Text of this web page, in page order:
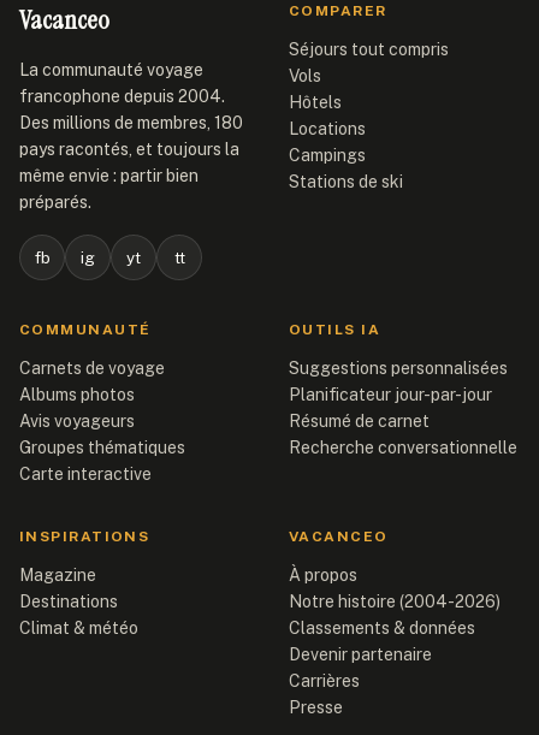
Vacanceo
La communauté voyage
francophone depuis 2004.
Des millions de membres, 180
pays racontés, et toujours la
même envie : partir bien
préparés.
fb ig yt tt
COMPARER
Séjours tout compris
Vols
Hôtels
Locations
Campings
Stations de ski
COMMUNAUTÉ
Carnets de voyage
Albums photos
Avis voyageurs
Groupes thématiques
Carte interactive
OUTILS IA
Suggestions personnalisées
Planificateur jour-par-jour
Résumé de carnet
Recherche conversationnelle
INSPIRATIONS
Magazine
Destinations
Climat & météo
VACANCEO
À propos
Notre histoire (2004-2026)
Classements & données
Devenir partenaire
Carrières
Presse